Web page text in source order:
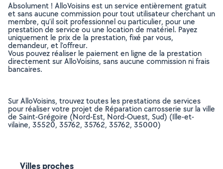
Absolument ! AlloVoisins est un service entièrement gratuit
et sans aucune commission pour tout utilisateur cherchant un
membre, qu’il soit professionnel ou particulier, pour une
prestation de service ou une location de matériel. Payez
uniquement le prix de la prestation, fixé par vous,
demandeur, et l’offreur.
Vous pouvez réaliser le paiement en ligne de la prestation
directement sur AlloVoisins, sans aucune commission ni frais
bancaires.
Sur AlloVoisins, trouvez toutes les prestations de services
pour réaliser votre projet de Réparation carrosserie sur la ville
de Saint-Grégoire (Nord-Est, Nord-Ouest, Sud) (Ille-et-
vilaine, 35520, 35762, 35762, 35762, 35000)
Villes proches